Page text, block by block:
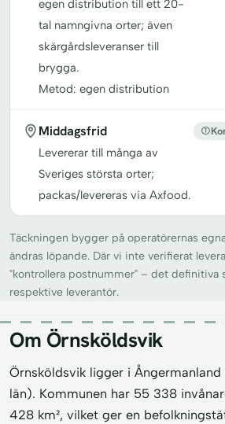
egen distribution till ett 20-
tal namngivna orter; även
skärgårdsleveranser till
brygga.
Metod: egen distribution
Middagsfrid
Levererar till många av
Sveriges största orter;
packas/levereras via Axfood.
Täckningen bygger på operatörernas
ändras löpande. Där vi inte verifierat
"kontrollera postnummer" – det definitiva
respektive leverantör.
Om Örnsköldsvik
Örnsköldsvik ligger i
län). Kommunen har 55 338
428 km², vilket ger en